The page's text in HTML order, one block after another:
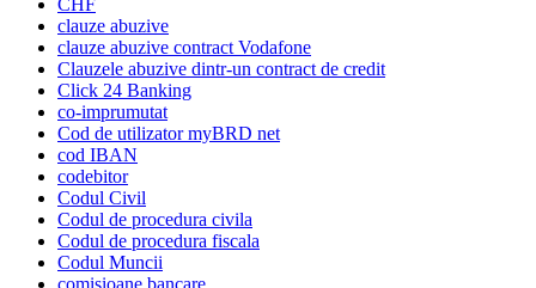
CHF
clauze abuzive
clauze abuzive contract Vodafone
Clauzele abuzive dintr-un contract de credit
Click 24 Banking
co-imprumutat
Cod de utilizator myBRD net
cod IBAN
codebitor
Codul Civil
Codul de procedura civila
Codul de procedura fiscala
Codul Muncii